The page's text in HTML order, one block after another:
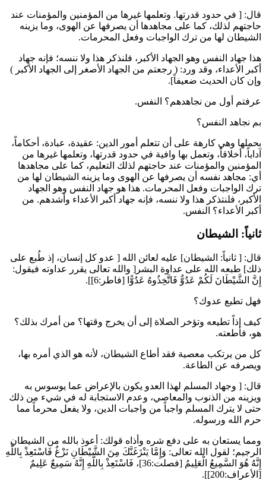
قال: [ في حدود قدرتها. وتعلمها غيرها من المؤمنين والمؤمنات عند
حاجتهم لذلك، كما على مجاهدها أن يصرفها عن الهوى، وما يزينه
الشيطان لها من ترك الواجبات وفعل المحرمات.
هذا جهاد النفس وهو الجهاد الأكبر، فلنذكر هذا ولا ننسه؛ فإنه جهاد
أكبر الأعداء، وقد ورد: ( رجعتم من الجهاد الأصغر إلى الجهاد الأكبر )
وإن كان الحديث ضعيفاً].
عرفتم أول من نجاهدهم؟ النفس.
بم نجاهد النفس؟
بحملها وهي كارهة على أن تتعلم أمور الدين: عقيدة، عبادة، أحكاماً،
آداباً، أخلاقاً، وتعمل بها وافية في حدود قدرتها، وتعلمها غيرها من
المؤمنين والمؤمنات عند حاجتهم لذلك التعليم، كما على مجاهدها
أي: مجاهد نفسه أن يصرفها عن الهوى وما يزينه الشيطان لها من
ترك الواجبات وفعل المحرمات. هذا هو جهاد النفس وهو الجهاد
الأكبر، فلنتذكر هذا ولا ننسه، فإنه جهاد أكبر الأعداء وأشدهم. من
أكبر الأعداء؟ النفس.
ثانياً: الشيطان
قال: [ ثانياً: الشيطان] عليه لعائن الله [ عدو كل إنسان، إذ طُبع على
ذلك] طبعه الله على عداوة البشر[ والله تعالى يقرر عداوته فيقول:
إِنَّ الشَّيْطَانَ لَكُمْ عَدُوٌّ فَاتَّخِذُوهُ عَدُوًّا [فاطر:6]].
فهل تطيع عدوك؟
كيف إذاً تطيعه وتؤخر الصلاة إلى أن يخرج وقتها؟ من أمرك بذلك؟
هو، فأطعته.
كل من يرتكب معصية فقد أطاع الشيطان، لأنه هو الذي أمره بها،
ويصرفه عن الطاعة.
قال: [ وجهاد المسلم لهذا العدو يكون بالإعراض عما يوسوس به
ويزينه من الذنوب والمعاصي، وعدم الاستجابة له في شيء من ذلك
حتى لا يترك المسلم واجباً من واجبات الدين، ولا يفعل محرماً مما
حرم الله ورسوله.
ومما يستعان به على دفع شره وأذاه قولك: أعوذ بالله من الشيطان
الرجيم؛ لقول الله تعالى: وَإِمَّا يَنْزَغَنَّكَ مِنَ الشَّيْطَانِ نَزْغٌ فَاسْتَعِذْ بِاللَّهِ
إِنَّهُ هُوَ السَّمِيعُ الْعَلِيمُ [فصلت:36]،
فَاسْتَعِذْ بِاللَّهِ إِنَّهُ سَمِيعٌ عَلِيمٌ
[الأعراف:200]].